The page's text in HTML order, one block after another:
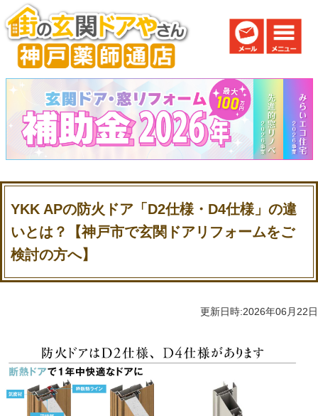
YKK APの防火ドア「D2仕様・D4仕様」の違
いとは？【神戸市で玄関ドアリフォームをご
検討の方へ】
更新日時:2026年06月22日